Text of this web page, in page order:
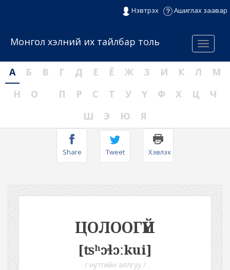
Нэвтрэх Ашиглах заавар
Menu
Монгол хэлний их тайлбар толь
А Б В Г Д Е Ё Ж З И К Л
М
Н
О П Р С Т У Ү Ф Х Ц
Ч
Ш
Э Ю Я
Share Tweet Хэвлэх
ЦОЛООГҮЙ
[ʦʰɔɬɔːkui]
/ нутгийн аялгуу /